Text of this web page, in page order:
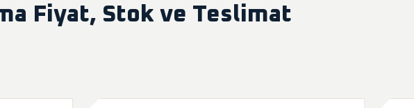
Fiyat, Stok ve Teslimat